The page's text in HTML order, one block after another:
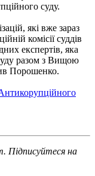
суду.
які вже зараз
комісії суддів
експертів, яка
разом з Вищою
Порошенко.
Підписуйтеся на